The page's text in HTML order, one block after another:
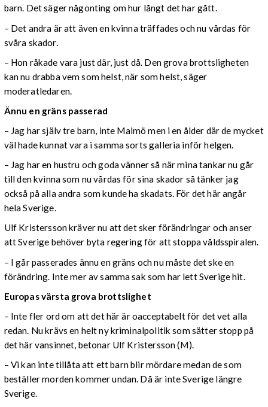
barn. Det säger någonting om hur långt det har gått.
– Det andra är att även en kvinna träffades och nu vårdas för
svåra skador.
– Hon råkade vara just där, just då. Den grova brottsligheten
kan nu drabba vem som helst, när som helst, säger
moderatledaren.
Ännu en gräns passerad
– Jag har själv tre barn, inte Malmö men i en ålder där de mycket
väl hade kunnat vara i samma sorts galleria inför helgen.
– Jag har en hustru och goda vänner så när mina tankar nu går
till den kvinna som nu vårdas för sina skador så tänker jag
också på alla andra som kunde ha skadats. För det här angår
hela Sverige.
Ulf Kristersson kräver nu att det sker förändringar och anser
att Sverige behöver byta regering för att stoppa våldsspiralen.
– I går passerades ännu en gräns och nu måste det ske en
förändring. Inte mer av samma sak som har lett Sverige hit.
Europas värsta grova brottslighet
– Inte fler ord om att det här är oacceptabelt för det vet alla
redan. Nu krävs en helt ny kriminalpolitik som sätter stopp på
det här vansinnet, betonar Ulf Kristersson (M).
– Vi kan inte tillåta att ett barn blir mördare medan de som
beställer morden kommer undan. Då är inte Sverige längre
Sverige.